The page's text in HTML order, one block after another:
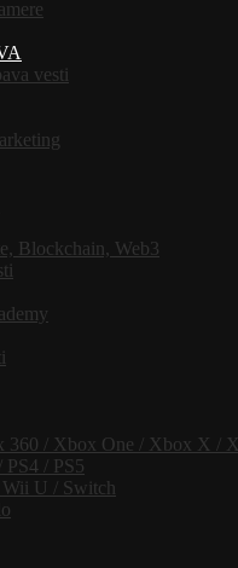
vesti
Blockchain, Web3
360 / Xbox One / Xbox X /
PS4 / PS5
U / Switch